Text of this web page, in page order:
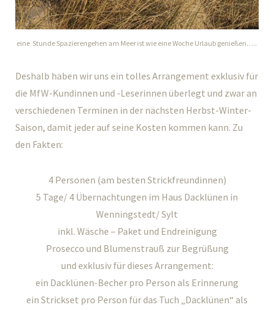
eine Stunde Spazierengehen am Meer ist wie eine Woche Urlaub genießen…..
Deshalb haben wir uns ein tolles Arrangement exklusiv für
die MfW-Kundinnen und -Leserinnen überlegt und zwar an
verschiedenen Terminen in der nächsten Herbst-Winter-
Saison, damit jeder auf seine Kosten kommen kann. Zu
den Fakten:
4 Personen (am besten Strickfreundinnen)
5 Tage/ 4 Übernachtungen im Haus Dacklünen in
Wenningstedt/ Sylt
inkl. Wäsche – Paket und Endreinigung
Prosecco und Blumenstrauß zur Begrüßung
und exklusiv für dieses Arrangement:
ein Dacklünen-Becher pro Person als Erinnerung
ein Strickset pro Person für das Tuch „Dacklünen“ als